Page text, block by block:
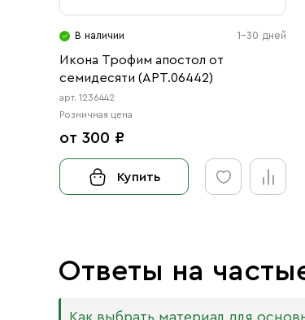
В наличии 1-30 дней
Икона Трофим апостол от
семидесяти (АРТ.06442)
арт. 1236442
Розничная цена
от 300 ₽
Купить
Ответы на
Как выбрать материал для